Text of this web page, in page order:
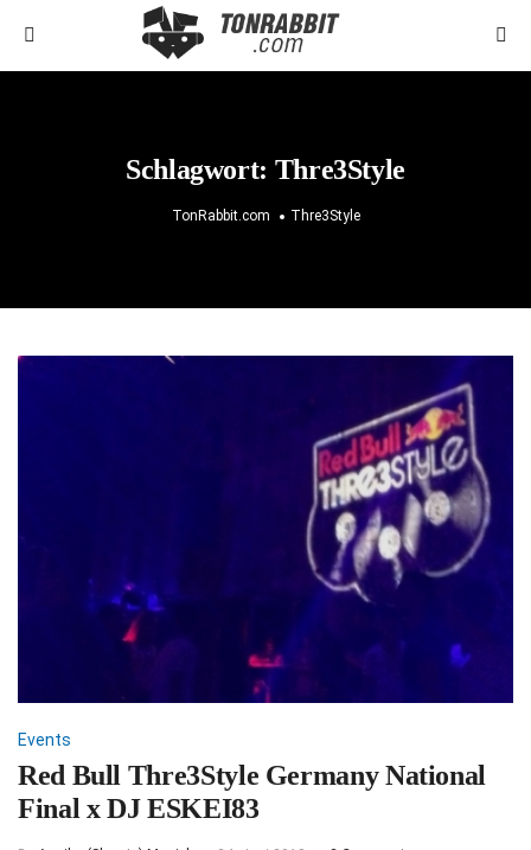
Schlagwort: Thre3Style
TonRabbit.com Thre3Style
Events
Red Bull Thre3Style Germany National
Final x DJ ESKEI83